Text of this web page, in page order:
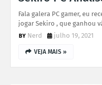
Fala galera PC gamer, eu
jogar Sekiro , que ganhou
Nerd
julho 19, 2021
VEJA MAIS »